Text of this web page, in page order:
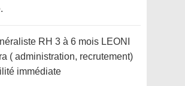
RH 3 à 6 mois LEONI
( administration, recrutement)
immédiate